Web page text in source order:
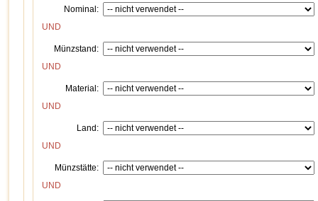
Nominal:
UND
Münzstand:
UND
Material:
UND
Land:
UND
Münzstätte:
UND